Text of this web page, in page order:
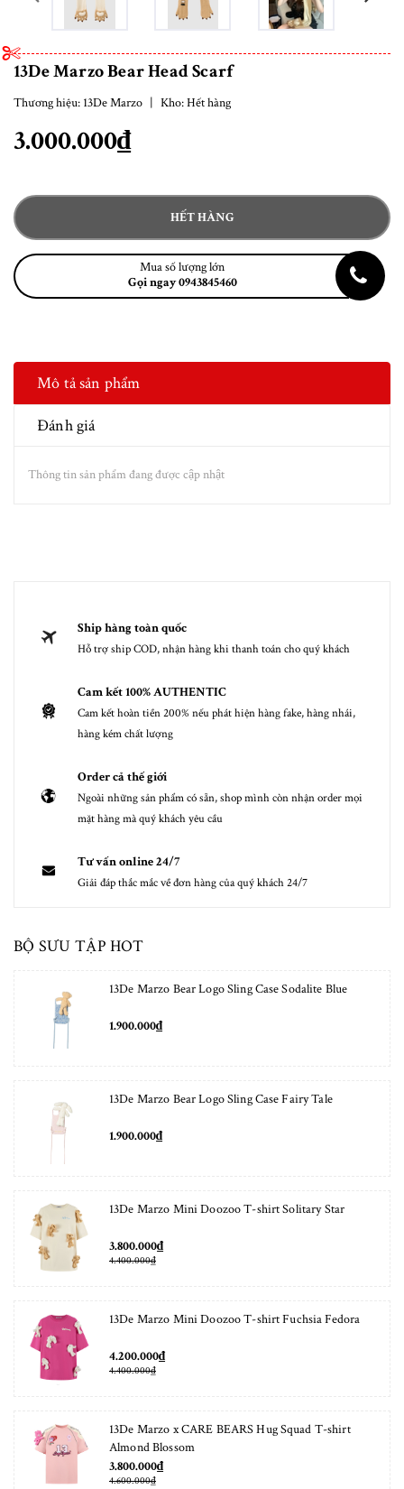
13De Marzo Bear Head Scarf
Thương hiệu: 13De Marzo | Kho:Hết hàng
3.000.000₫
HẾT HÀNG
Mua số lượng lớn
Gọi ngay 0943845460
Mô tả sản phẩm
Đánh giá
Thông tin sản phẩm đang được cập nhật
Ship hàng toàn quốc
Hỗ trợ ship COD, nhận hàng khi thanh toán cho quý khách
Cam kết 100% AUTHENTIC
Cam kết hoàn tiền 200% nếu phát hiện hàng fake, hàng nhái,
hàng kém chất lượng
Order cả thế giới
Ngoài những sản phẩm có sẵn, shop mình còn nhận order mọi
mặt hàng mà quý khách yêu cầu
Tư vấn online 24/7
Giải đáp thắc mắc về đơn hàng của quý khách 24/7
BỘ SƯU TẬP HOT
13De Marzo Bear Logo Sling Case Sodalite Blue
1.900.000₫
13De Marzo Bear Logo Sling Case Fairy Tale
1.900.000₫
13De Marzo Mini Doozoo T-shirt Solitary Star
3.800.000₫
4.400.000₫
13De Marzo Mini Doozoo T-shirt Fuchsia Fedora
4.200.000₫
4.400.000₫
13De Marzo x CARE BEARS Hug Squad T-shirt
Almond Blossom
3.800.000₫
4.600.000₫